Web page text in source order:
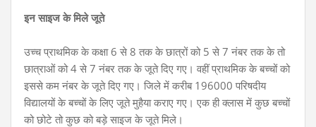
इन साइज के मिले जूते
उच्च प्राथमिक के कक्षा 6 से 8 तक के छात्रों को 5 से 7 नंबर तक के तो
छात्राओं को 4 से 7 नंबर तक के जूते दिए गए। वहीं प्राथमिक के बच्चों को
इससे कम नंबर के जूते दिए गए। जिले में करीब 196000 परिषदीय
विद्यालयों के बच्चों के लिए जूते मुहैया कराए गए। एक ही क्लास में कुछ बच्चों
को छोटे तो कुछ को बड़े साइज के जूते मिले।